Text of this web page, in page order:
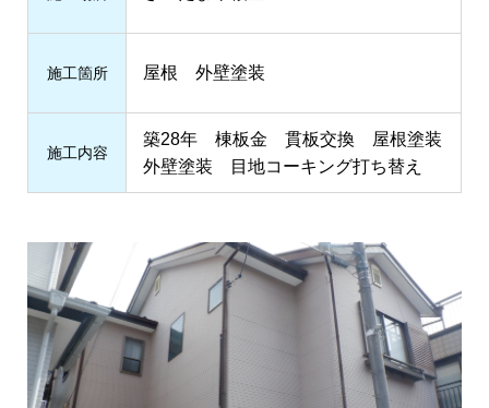
施⼯箇所 屋根 外壁塗装
施⼯内容
築28年 棟板金 貫板交換 屋根塗装
外壁塗装 目地コーキング打ち替え